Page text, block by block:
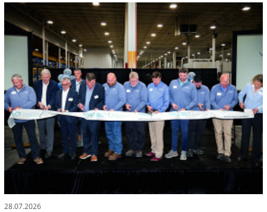
28.07.2026